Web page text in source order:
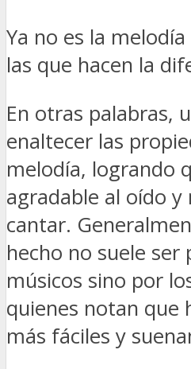
Ya no es la
las que hacen la
En otras palabras,
enaltecer las
melodía, logrando
agradable al oído
cantar.
hecho no suele ser
músicos sino por
quienes notan que
más fáciles y